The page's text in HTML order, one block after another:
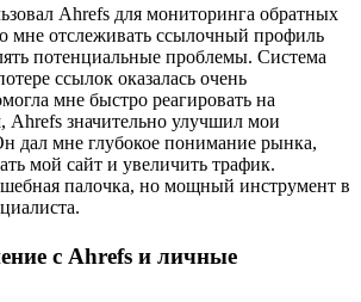
Ahrefs для мониторинга обратных
мне отслеживать ссылочный профиль
потенциальные проблемы. Система
ссылок оказалась очень
мне быстро реагировать на
Ahrefs значительно улучшил мои
дал мне глубокое понимание рынка,
мой сайт и увеличить трафик.
палочка, но мощный инструмент в
с Ahrefs и личные